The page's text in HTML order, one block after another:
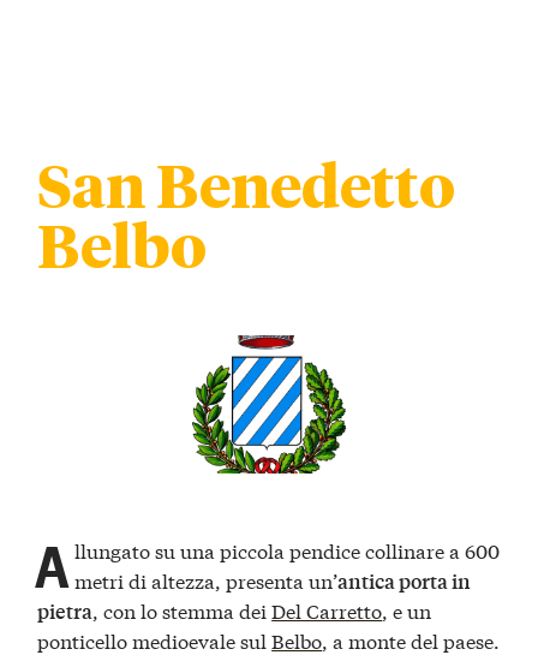
San Benedetto
Belbo
A llungato su una piccola pendice collinare a 600
metri di altezza, presenta un’antica porta in
pietra, con lo stemma deiDel Carretto, e un
ponticello medioevale sulBelbo, a monte del paese.